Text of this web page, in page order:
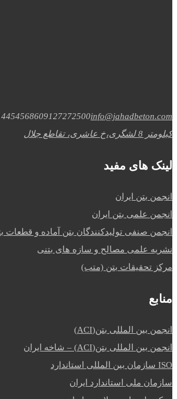
09127272500info@jahadbeton.com
کیلومتر 8 لشگری،خ عاشری، تقاطع جلال
لینک های مفید
انجمن بتن ایران
انجمن علمی بتن ایران
انجمن صنفی تولیدکنندگان بتن آماده و قطعات
نشریه علمی مصالح و سازه های بتنی
مرکز تحقیقات بتن (متب)
منابع
انجمن بین المللی بتن(ACI)
انجمن بین المللی بتن(ACI) – شاخه ایران
ISO سازمان بین المللی استاندارد
سازمان ملی استاندارد ایران